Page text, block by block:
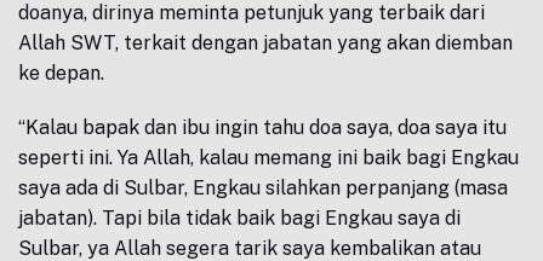
doanya, dirinya meminta petunjuk yang terbaik dari
Allah SWT, terkait dengan jabatan yang akan diemban
ke depan.
“Kalau bapak dan ibu ingin tahu doa saya, doa saya itu
seperti ini. Ya Allah, kalau memang ini baik bagi Engkau
saya ada di Sulbar, Engkau silahkan perpanjang (masa
jabatan). Tapi bila tidak baik bagi Engkau saya di
Sulbar, ya Allah segera tarik saya kembalikan atau